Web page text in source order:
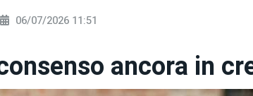
06/07/2026 11:51
ancora in